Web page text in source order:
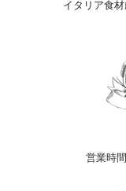
イタリア食
営業時